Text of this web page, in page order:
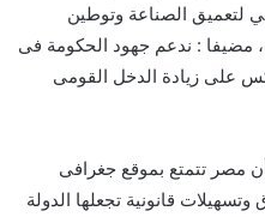
لتعميق الصناعة وتوطين
مضيفا : ندعم جهود الحكومة فى
على زيادة الدخل القومى
مصر تتمتع بموقع جغرافى
قانونية تجعلها الدولة